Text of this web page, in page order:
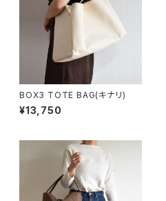
BOX3 TOTE BAG(キナリ)
¥13,750